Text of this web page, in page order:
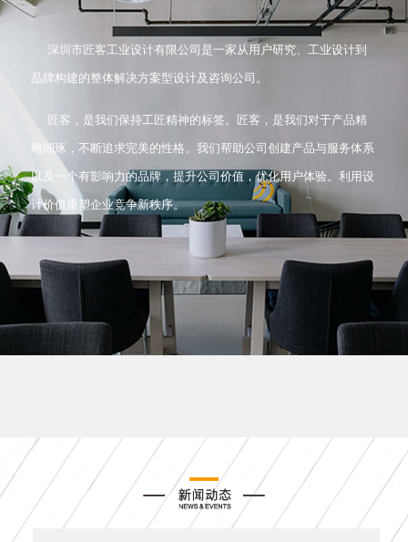
深圳市匠客工业设计有限公司是一家从用户研究、工业设计到
品牌构建的整体解决方案型设计及咨询公司。
匠客，是我们保持工匠精神的标签。匠客，是我们对于产品精
雕细琢，不断追求完美的性格。我们帮助公司创建产品与服务体系
以及一个有影响力的品牌，提升公司价值，优化用户体验。利用设
计价值重塑企业竞争新秩序。